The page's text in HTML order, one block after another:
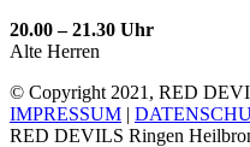
20.00 – 21.30 Uhr
Alte Herren
© Copyright 2021, RED
IMPRESSUM |
RED DEVILS Ringen